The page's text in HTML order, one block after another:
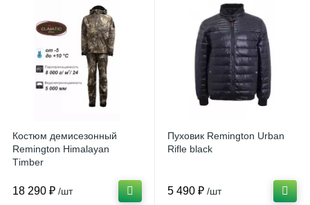
Костюм демисезонный
Remington Himalayan
Тimber
18 290 ₽ /шт
Пуховик Remington Urban
Rifle black
5 490 ₽ /шт